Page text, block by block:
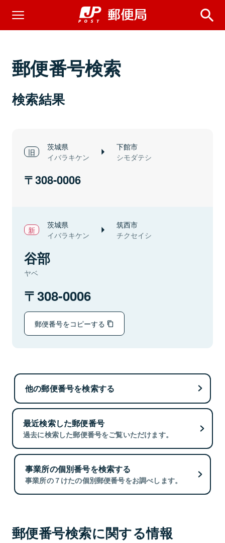
郵便番号検索
検索結果
茨城県
イバラキケン
下館市
シモダテシ
308-0006
茨城県
イバラキケン
筑西市
チクセイシ
谷部
ヤベ
308-0006
郵便番号をコピーする
他の郵便番号を検索する
最近検索した郵便番号
過去に検索した郵便番号をご覧いただけます。
事業所の個別番号を検索する
事業所の７けたの個別郵便番号をお調べします。
郵便番号検索に関する情報